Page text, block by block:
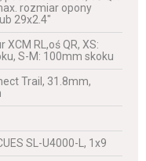
rozmiar opony
29x2.4"
XCM RL,oś QR, XS:
S-M: 100mm skoku
Trail, 31.8mm,
SL-U4000-L, 1x9